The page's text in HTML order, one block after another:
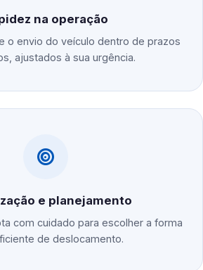
na operação
o envio do veículo dentro de prazos
ajustados à sua urgência.
e planejamento
com cuidado para escolher a forma
de deslocamento.